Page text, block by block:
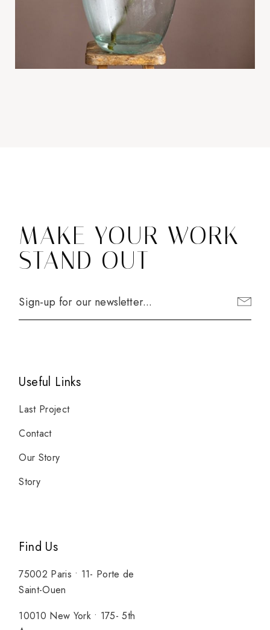
MAKE YOUR WORK
STAND OUT
Useful Links
Last Project
Contact
Our Story
Story
Find Us
75002 Paris • 11- Porte de
Saint-Ouen
10010 New York • 175- 5th